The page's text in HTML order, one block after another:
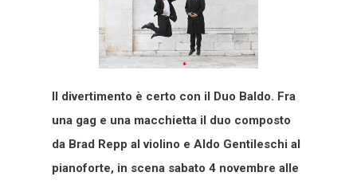
Il divertimento è certo con il Duo Baldo. Fra
una gag e una macchietta il duo composto
da Brad Repp al violino e Aldo Gentileschi al
pianoforte, in scena sabato 4 novembre alle